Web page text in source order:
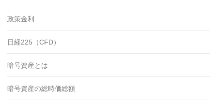
政策金利
日経225（CFD）
暗号資産とは
暗号資産の総時価総額